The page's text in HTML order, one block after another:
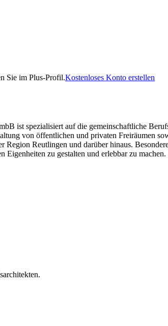
Sie im Plus-Profil.Kostenloses Konto erstellen
ist spezialisiert auf die gemeinschaftliche
von öffentlichen und privaten Freiräumen
Reutlingen und darüber hinaus.
Eigenheiten zu gestalten und erlebbar zu machen.